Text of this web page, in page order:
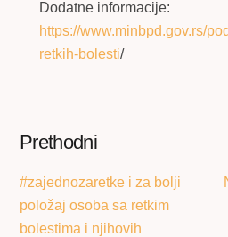
Dodatne informacije:
https://www.minbpd.gov.rs/
retkih-bolesti/
Prethodni
#zajednozaretke i za bolji
položaj osoba sa retkim
bolestima i njihovih